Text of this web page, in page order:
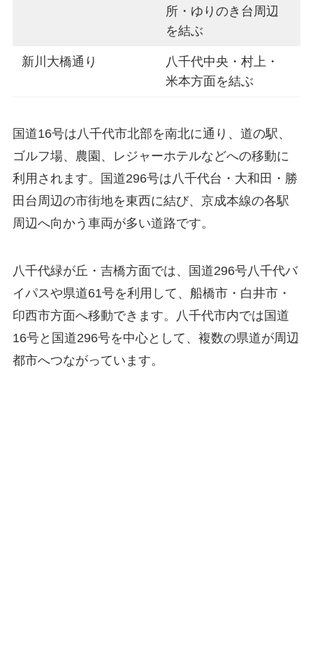
所・ゆりのき台周辺
を結ぶ
新川大橋通り
八千代中央・村上・
米本方面を結ぶ
国道16号は八千代市北部を南北に通り、道の駅、
ゴルフ場、農園、レジャーホテルなどへの移動に
利用されます。国道296号は八千代台・大和田・勝
田台周辺の市街地を東西に結び、京成本線の各駅
周辺へ向かう車両が多い道路です。
八千代緑が丘・吉橋方面では、国道296号八千代バ
イパスや県道61号を利用して、船橋市・白井市・
印西市方面へ移動できます。八千代市内では国道
16号と国道296号を中心として、複数の県道が周辺
都市へつながっています。